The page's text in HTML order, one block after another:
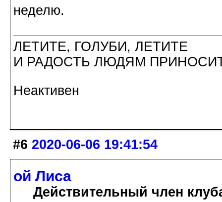
неделю.
ЛЕТИТЕ, ГОЛУБИ, ЛЕТИТЕ
И РАДОСТЬ ЛЮДЯМ
Неактивен
#6 2020-06-06 19:41:54
ой Лиса
Действительный член